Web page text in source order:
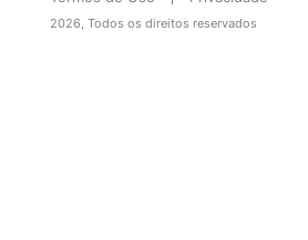
2026, Todos os direitos reservados